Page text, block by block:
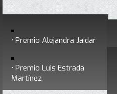
Premio Alejandra Jaidar
Premio Luis Estrada
Martínez